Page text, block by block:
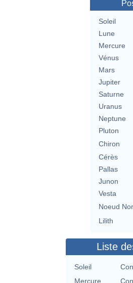
Soleil
Lune
Mercure
Vénus
Mars
Jupiter
Saturne
Uranus
Neptune
Pluton
Chiron
Cérès
Pallas
Junon
Vesta
Noeud
Lilith
Liste
Soleil
Mercure